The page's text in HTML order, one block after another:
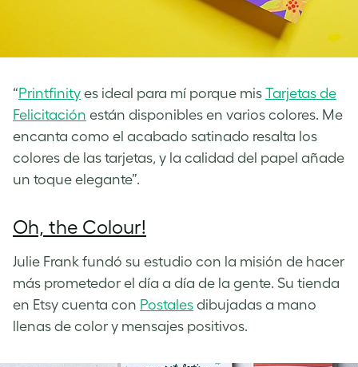
“Printfinity es ideal para mí porque mis Tarjetas de
Felicitación están disponibles en varios colores. Me
encanta como el acabado satinado resalta los
colores de las tarjetas, y la calidad del papel añade
un toque elegante”.
Oh, the Colour!
Julie Frank fundó su estudio con la misión de hacer
más prometedor el día a día de la gente. Su tienda
en Etsy cuenta con Postales dibujadas a mano
llenas de color y mensajes positivos.